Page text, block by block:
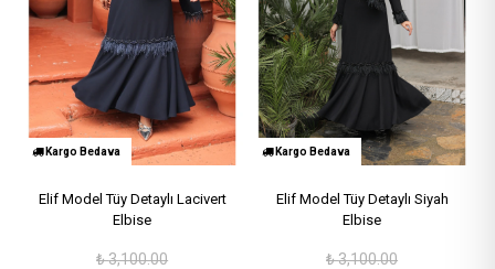
Kargo Bedava
Elif Model Tüy Detaylı Lacivert
Elbise
₺3,100.00
Kargo Bedava
Elif Model Tüy Detaylı Siyah
Elbise
₺3,100.00